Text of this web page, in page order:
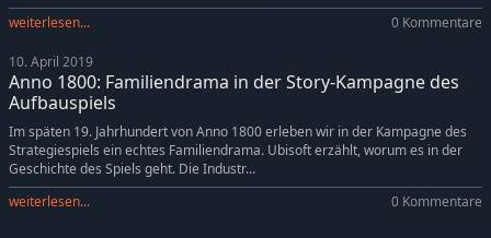
weiterlesen...
0 Kommentare
10. April 2019
Anno 1800: Familiendrama in der Story-Kampagne des
Aufbauspiels
Im späten 19. Jahrhundert von Anno 1800 erleben wir in der Kampagne des
Strategiespiels ein echtes Familiendrama. Ubisoft erzählt, worum es in der
Geschichte des Spiels geht. Die Industr...
weiterlesen...
0 Kommentare